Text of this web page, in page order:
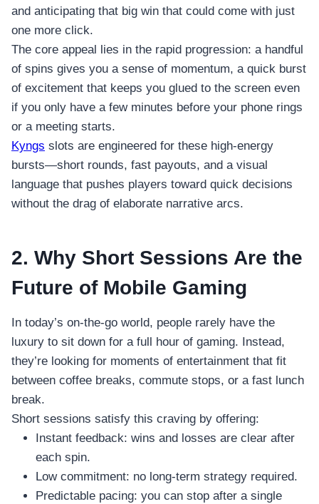
and anticipating that big win that could come with just
one more click.
The core appeal lies in the rapid progression: a handful
of spins gives you a sense of momentum, a quick burst
of excitement that keeps you glued to the screen even
if you only have a few minutes before your phone rings
or a meeting starts.
Kyngs slots are engineered for these high‑energy
bursts—short rounds, fast payouts, and a visual
language that pushes players toward quick decisions
without the drag of elaborate narrative arcs.
2. Why Short Sessions Are the
Future of Mobile Gaming
In today’s on‑the‑go world, people rarely have the
luxury to sit down for a full hour of gaming. Instead,
they’re looking for moments of entertainment that fit
between coffee breaks, commute stops, or a fast lunch
break.
Short sessions satisfy this craving by offering:
Instant feedback: wins and losses are clear after
each spin.
Low commitment: no long‑term strategy required.
Predictable pacing: you can stop after a single